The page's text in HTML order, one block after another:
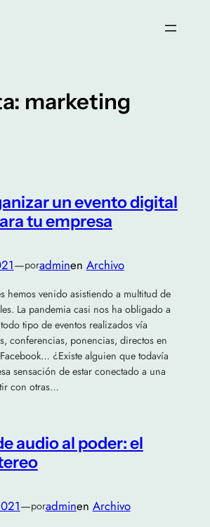
marketing
un evento digital
tu empresa
—poradminen Archivo
hemos venido asistiendo a multitud de
La pandemia casi nos ha obligado a
tipo de eventos realizados vía
conferencias, ponencias, directos en
¿Existe alguien que todavía
sensación de estar conectado a una
con otras…
audio al poder: el
—poradminen Archivo